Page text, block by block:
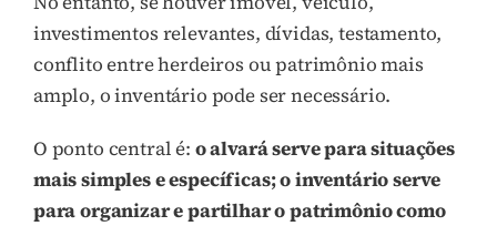
investimentos relevantes, dívidas, testamento,
conflito entre herdeiros ou patrimônio mais
amplo, o inventário pode ser necessário.
O ponto central é: o alvará serve para situações
mais simples e específicas; o inventário serve
para organizar e partilhar o patrimônio como